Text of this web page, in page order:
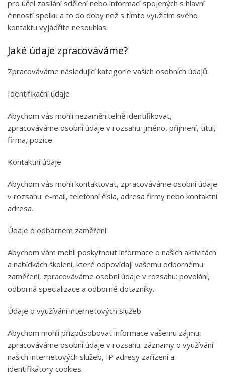
pro účel zasílání sdělení nebo informací spojených s hlavní
činností spolku a to do doby než s tímto využitím svého
kontaktu vyjádříte nesouhlas.
Jaké údaje zpracováváme?
Zpracováváme následující kategorie vašich osobních údajů:
Identifikační údaje
Abychom vás mohli nezaměnitelně identifikovat,
zpracováváme osobní údaje v rozsahu: jméno, příjmení, titul,
firma, pozice.
Kontaktní údaje
Abychom vás mohli kontaktovat, zpracováváme osobní údaje
v rozsahu: e-mail, telefonní čísla, adresa firmy nebo kontaktní
adresa.
Údaje o odborném zaměření
Abychom vám mohli poskytnout informace o našich aktivitách
a nabídkách školení, které odpovídají vašemu odbornému
zaměření, zpracováváme osobní údaje v rozsahu: povolání,
odborná specializace a odborné dotazníky.
Údaje o využívání internetových služeb
Abychom mohli přizpůsobovat informace vašemu zájmu,
zpracováváme osobní údaje v rozsahu: záznamy o využívání
našich internetových služeb, IP adresy zařízení a
identifikátory cookies.